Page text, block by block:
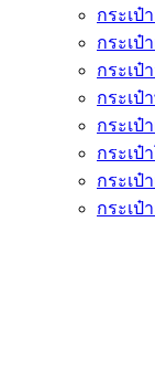
กระเป๋
กระเป๋า
กระเป๋
กระเป๋
กระเป๋
กระเป๋
กระเป๋
กระเป๋